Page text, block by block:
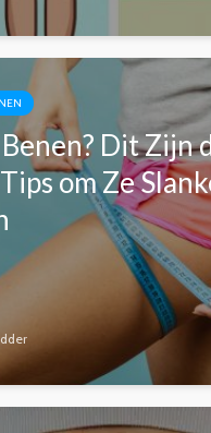
Dit Zijn
om Ze